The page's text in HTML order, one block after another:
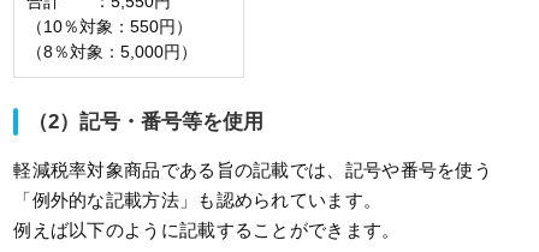
（10％対象：550円）
（8％対象：5,000円）
（2）記号・番号等を使用
軽減税率対象商品である旨の記載では、記号や番号を使う
「例外的な記載方法」も認められています。
例えば以下のように記載することができます。